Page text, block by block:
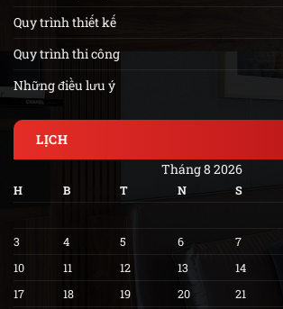
Quy trình thiết kế
Quy trình thi công
Những điều lưu ý
LỊCH
Tháng 8 2026
H B T N S
3
4 5 6 7
10
11 12 13 14
17
18 19 20 21